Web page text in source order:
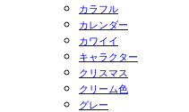
カラフル
カレンダー
カワイイ
キャラクター
クリスマス
クリーム色
グレー